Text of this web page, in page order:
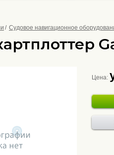
Судовое навигационное
Цена: